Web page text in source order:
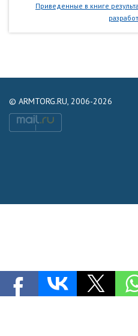
Приведенные в книге
© ARMTORG.RU, 2006-2026